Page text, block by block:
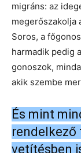
migráns: az
megerőszakolja
Soros, a
harmadik pedig
gonoszok,
akik szembe
És mint
rendelkező
vetítésben